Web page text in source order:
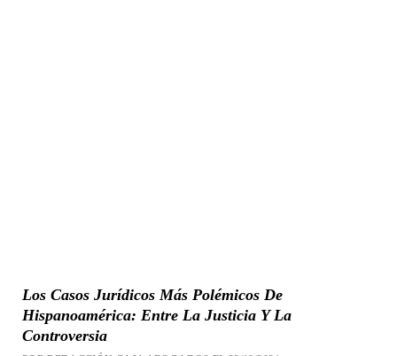
Los Casos Jurídicos Más Polémicos De
Hispanoamérica: Entre La Justicia Y La
Controversia